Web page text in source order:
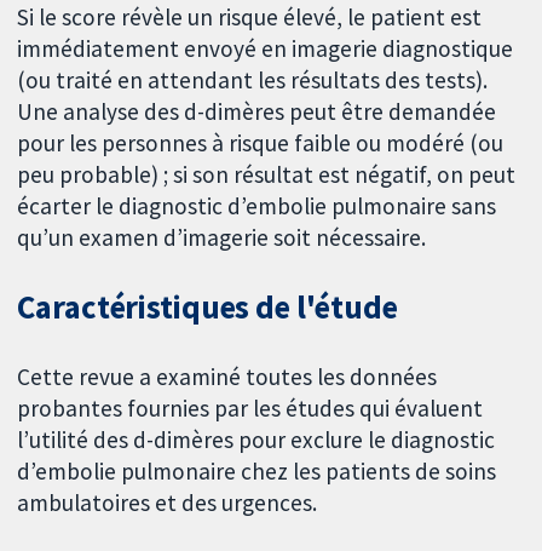
Si le score révèle un risque élevé, le patient est
immédiatement envoyé en imagerie diagnostique
(ou traité en attendant les résultats des tests).
Une analyse des d-dimères peut être demandée
pour les personnes à risque faible ou modéré (ou
peu probable) ; si son résultat est négatif, on peut
écarter le diagnostic d’embolie pulmonaire sans
qu’un examen d’imagerie soit nécessaire.
Caractéristiques de l'étude
Cette revue a examiné toutes les données
probantes fournies par les études qui évaluent
l’utilité des d-dimères pour exclure le diagnostic
d’embolie pulmonaire chez les patients de soins
ambulatoires et des urgences.